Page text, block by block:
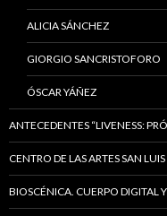
ALICIA SÁNCHEZ
GIORGIO SANCRISTOFORO
ÓSCAR YÁÑEZ
ANTECEDENTES “LIVENESS:
CENTRO DE LAS ARTES SAN
BIOSCÉNICA. CUERPO DIGITAL